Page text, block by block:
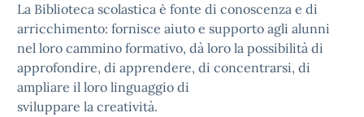
La Biblioteca scolastica è fonte di conoscenza e di
arricchimento: fornisce aiuto e supporto agli alunni
nel loro cammino formativo, dà loro la possibilità di
approfondire, di apprendere, di concentrarsi, di
ampliare il loro linguaggio di
sviluppare la creatività.